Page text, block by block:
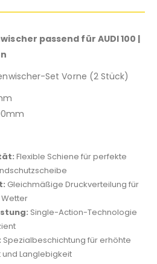
passend für AUDI 100 |
Set Vorne (2 Stück)
Flexible Schiene für perfekte
Gleichmäßige Druckverteilung für
Single-Action-Technologie
Spezialbeschichtung für erhöhte
Langlebigkeit